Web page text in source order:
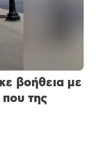
βοήθεια με
της